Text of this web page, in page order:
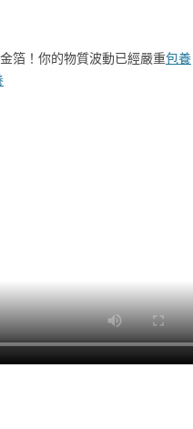
箔！你的物質波動已經嚴重包養